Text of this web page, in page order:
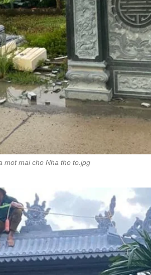
mot mai cho Nha tho to.jpg